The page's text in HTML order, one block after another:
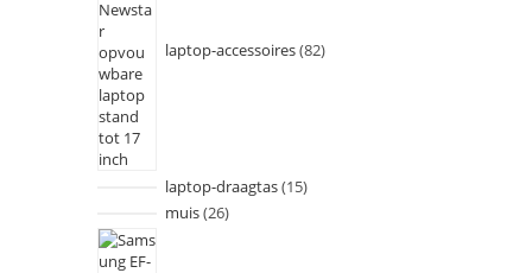
laptop-accessoires 82
laptop-draagtas 15
muis 26